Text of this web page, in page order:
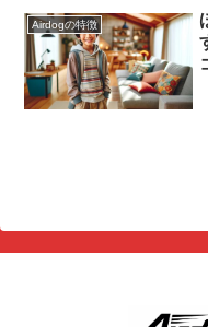
Airdogの特徴